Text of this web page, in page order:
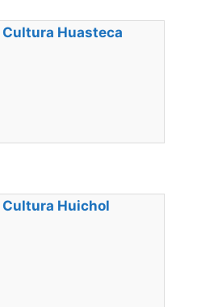
Cultura Huasteca
Cultura Huichol